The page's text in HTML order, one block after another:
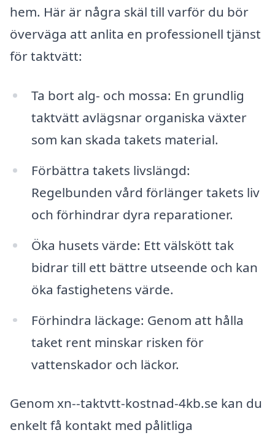
hem. Här är några skäl till varför du bör
överväga att anlita en professionell tjänst
för taktvätt:
Ta bort alg- och mossa: En grundlig
taktvätt avlägsnar organiska växter
som kan skada takets material.
Förbättra takets livslängd:
Regelbunden vård förlänger takets liv
och förhindrar dyra reparationer.
Öka husets värde: Ett välskött tak
bidrar till ett bättre utseende och kan
öka fastighetens värde.
Förhindra läckage: Genom att hålla
taket rent minskar risken för
vattenskador och läckor.
Genom xn--taktvtt-kostnad-4kb.se kan du
enkelt få kontakt med pålitliga